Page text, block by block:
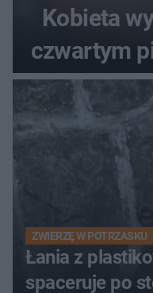
Kobieta
czwartym
nagranie
ZWIERZĘ W POTRZASKU
Łania z
spaceruje po